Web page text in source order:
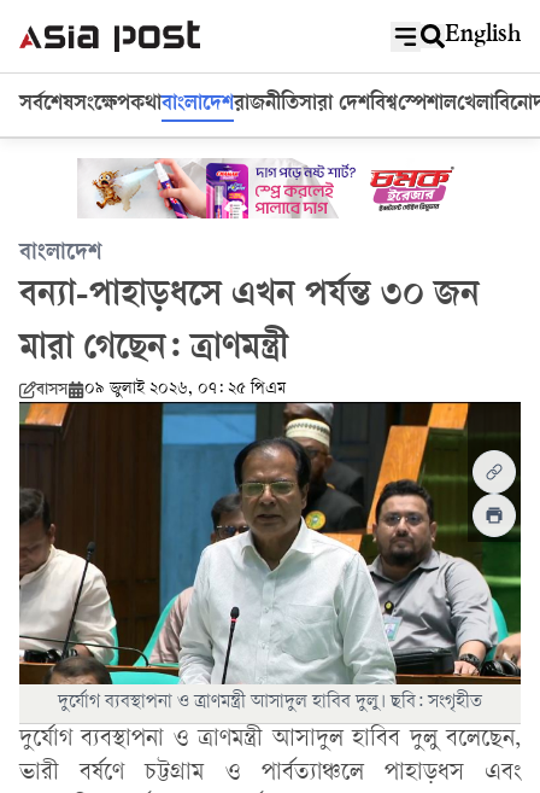
English
সর্বশেষসংক্ষেপকথাবাংলাদেশরাজনীতিসারা দেশবিশ্বস্পেশালখেলা
বাংলাদেশ
বন্যা-পাহাড়ধসে এখন পর্যন্ত ৩০ জন
মারা গেছেন: ত্রাণমন্ত্রী
বাসস ০৯ জুলাই ২০২৬, ০৭: ২৫ পিএম
দুর্যোগ ব্যবস্থাপনা ও ত্রাণমন্ত্রী আসাদুল হাবিব দুলু। ছবি: সংগৃহীত
দুর্যোগ ব্যবস্থাপনা ও ত্রাণমন্ত্রী আসাদুল হাবিব দুলু বলেছেন,
ভারী বর্ষণে চট্টগ্রাম ও পার্বত্যাঞ্চলে পাহাড়ধস এবং